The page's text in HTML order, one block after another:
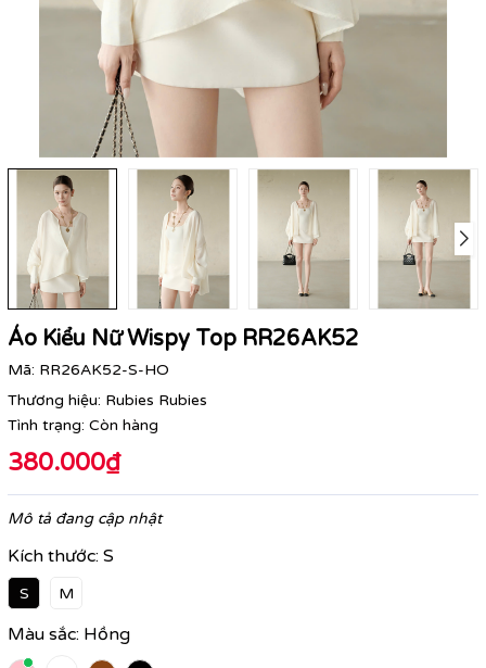
Áo Kiểu Nữ Wispy Top RR26AK52
Mã: RR26AK52-S-HO
Thương hiệu: Rubies Rubies
Tình trạng: Còn hàng
380.000₫
Mô tả đang cập nhật
Kích thước: S
S M
Màu sắc: Hồng